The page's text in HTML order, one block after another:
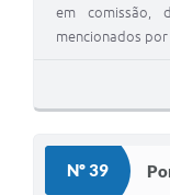
em comissão,
mencionados por
Nº 39